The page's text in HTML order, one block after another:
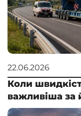
22.06.2026
Коли
важливіша за